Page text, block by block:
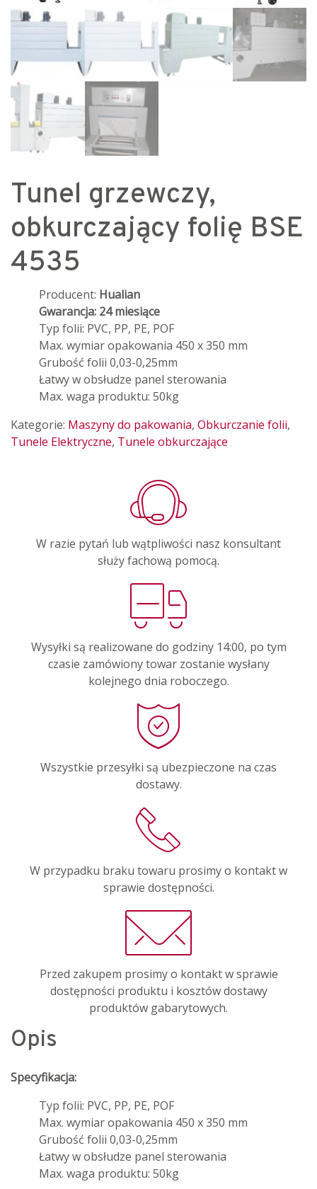
Tunel grzewczy,
obkurczający folię BSE
4535
Producent: Hualian
Gwarancja: 24 miesiące
Typ folii: PVC, PP, PE, POF
Max. wymiar opakowania 450 x 350 mm
Grubość folii 0,03-0,25mm
Łatwy w obsłudze panel sterowania
Max. waga produktu: 50kg
Kategorie: Maszyny do pakowania, Obkurczanie folii,
Tunele Elektryczne, Tunele obkurczające
W razie pytań lub wątpliwości nasz konsultant
służy fachową pomocą.
Wysyłki są realizowane do godziny 14:00, po tym
czasie zamówiony towar zostanie wysłany
kolejnego dnia roboczego.
Wszystkie przesyłki są ubezpieczone na czas
dostawy.
W przypadku braku towaru prosimy o kontakt w
sprawie dostępności.
Przed zakupem prosimy o kontakt w sprawie
dostępności produktu i kosztów dostawy
produktów gabarytowych.
Opis
Specyfikacja:
Typ folii: PVC, PP, PE, POF
Max. wymiar opakowania 450 x 350 mm
Grubość folii 0,03-0,25mm
Łatwy w obsłudze panel sterowania
Max. waga produktu: 50kg